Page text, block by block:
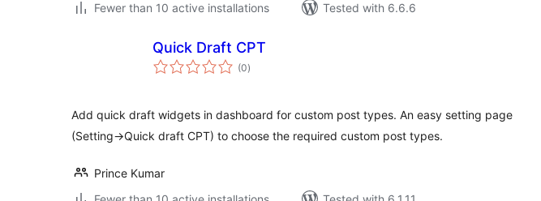
Fewer than 10 active installations
Tested with 6.6.6
Quick Draft CPT
(0total
ratings
)
Add quick draft widgets in dashboard for custom post types. An easy setting page
(Setting->Quick draft CPT) to choose the required custom post types.
Prince Kumar